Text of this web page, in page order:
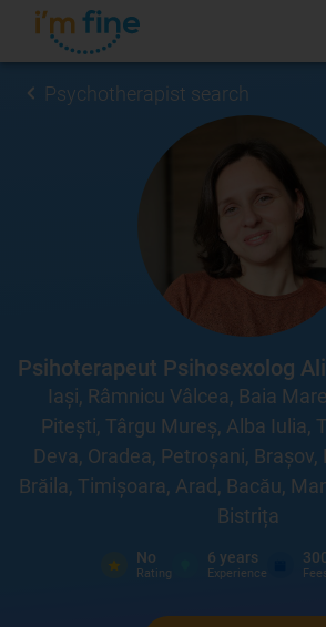
Psychotherapist search
Psihoterapeut Psihosexolog
Iași, Râmnicu Vâlcea, Baia
Pitești, Târgu Mureș, Alba Iulia,
Deva, Oradea, Petroșani, Brașov,
Brăila, Timișoara, Arad, Bacău,
Bistrița
No
Rating
6 years
Experience